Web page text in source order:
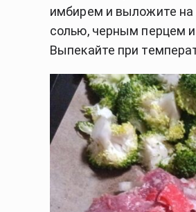
имбирем и выложите на
солью, черным перцем
Выпекайте при